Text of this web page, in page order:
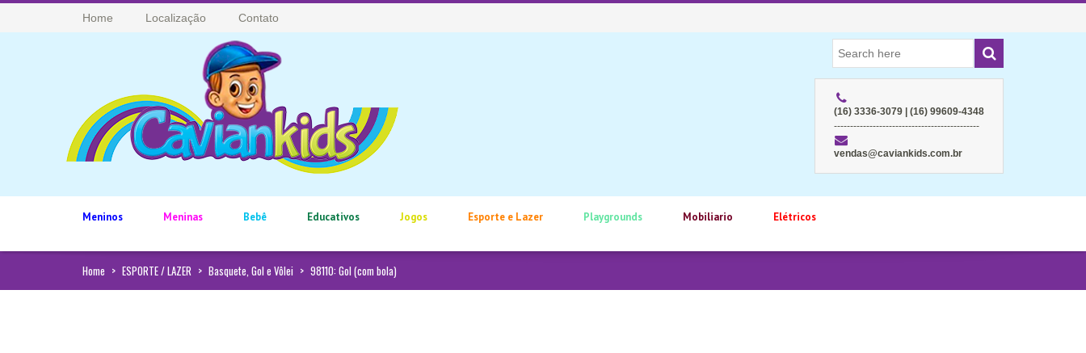
Home Localização Contato
(16) 3336-3079 | (16) 99609-4348
---------------------------------------------
vendas@caviankids.com.br
Meninos Meninas Bebê Educativos Jogos Esporte e Lazer Playgrounds Mobiliario Elétricos
Home > ESPORTE / LAZER > Basquete, Gol e Vôlei > 98110: Gol (com bola)